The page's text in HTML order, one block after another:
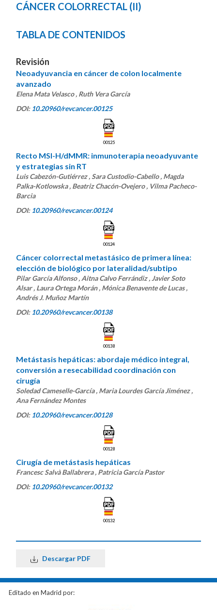
CÁNCER COLORRECTAL (II)
TABLA DE CONTENIDOS
Revisión
Neoadyuvancia en cáncer de colon localmente
avanzado
Elena Mata Velasco , Ruth Vera García
DOI: 10.20960/revcancer.00125
00125
Recto MSI-H/dMMR: inmunoterapia neoadyuvante
y estrategias sin RT
Luis Cabezón-Gutiérrez , Sara Custodio-Cabello , Magda
Palka-Kotlowska , Beatriz Chacón-Ovejero , Vilma Pacheco-
Barcia
DOI: 10.20960/revcancer.00124
00124
Cáncer colorrectal metastásico de primera línea:
elección de biológico por lateralidad/subtipo
Pilar García Alfonso , Aitna Calvo Ferrándiz , Javier Soto
Alsar , Laura Ortega Morán , Mónica Benavente de Lucas ,
Andrés J. Muñoz Martín
DOI: 10.20960/revcancer.00138
00138
Metástasis hepáticas: abordaje médico integral,
conversión a resecabilidad coordinación con
cirugía
Soledad Cameselle-García , Maria Lourdes García Jiménez ,
Ana Fernández Montes
DOI: 10.20960/revcancer.00128
00128
Cirugía de metástasis hepáticas
Francesc Salvà Ballabrera , Patricia García Pastor
DOI: 10.20960/revcancer.00132
00132
Descargar PDF
Editado en Madrid por: